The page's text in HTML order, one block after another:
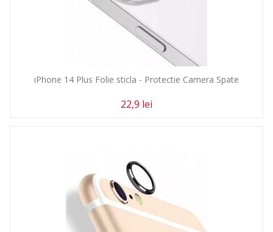
iPhone 14 Plus Folie sticla - Protectie Camera Spate
22,9 lei